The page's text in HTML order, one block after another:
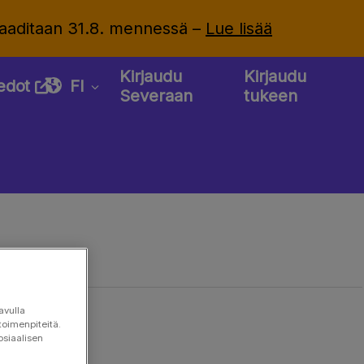
31.8. mennessä – Lue lisää
FI
Kirjaudu
Severaan
Kirjaudu
tukeen